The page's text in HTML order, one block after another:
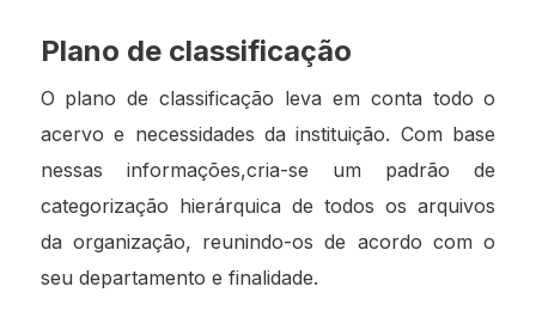
Plano de classificação
O plano de classificação leva em conta todo o
acervo e necessidades da instituição. Com base
nessas informações,cria-se um padrão de
categorização hierárquica de todos os arquivos
da organização, reunindo-os de acordo com o
seu departamento e finalidade.